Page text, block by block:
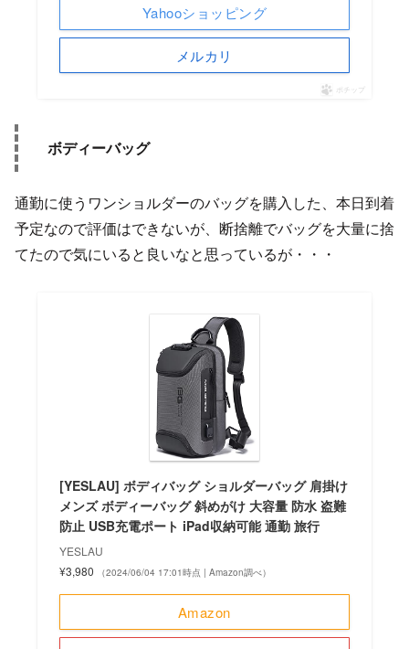
Yahooショッピング
メルカリ
ポチップ
ボディーバッグ
通勤に使うワンショルダーのバッグを購入した、本日到着
予定なので評価はできないが、断捨離でバッグを大量に捨
てたので気にいると良いなと思っているが・・・
[YESLAU] ボディバッグ ショルダーバッグ 肩掛け
メンズ ボディーバッグ 斜めがけ 大容量 防水 盗難
防止 USB充電ポート iPad収納可能 通勤 旅行
YESLAU
¥3,980
（2024/06/04 17:01時点 | Amazon調べ）
Amazon